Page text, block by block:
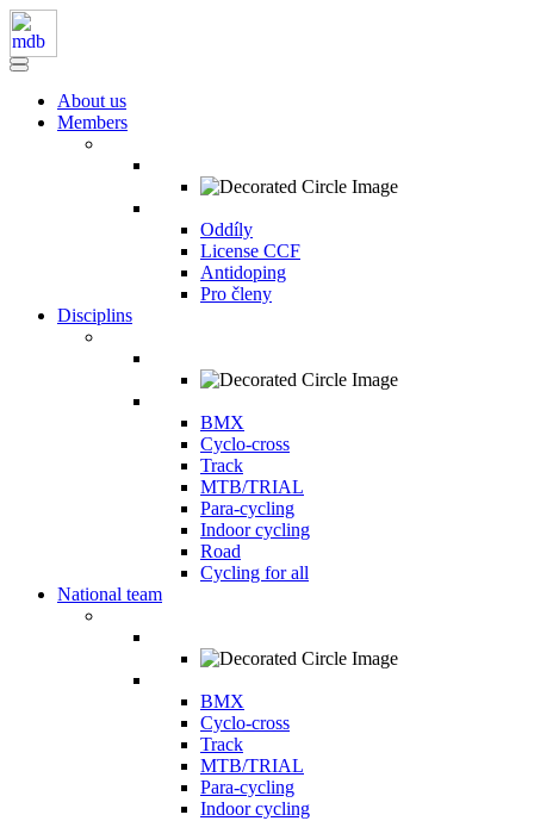
About us
Members
Oddíly
License CCF
Antidoping
Pro členy
Disciplins
BMX
Cyclo-cross
Track
MTB/TRIAL
Para-cycling
Indoor cycling
Road
Cycling for all
National team
BMX
Cyclo-cross
Track
MTB/TRIAL
Para-cycling
Indoor cycling